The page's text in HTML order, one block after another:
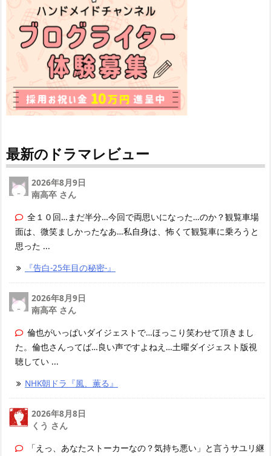
最新のドラマレビュー
2026年8月9日
南高卒 さん
全１０回…まだ半分…今回で両思いになった…のか？観覧車場
面は、微笑ましかったなあ…私自身は、怖くて観覧車に乗ろうと
思った ...
『告白-25年目の秘密-』
2026年8月9日
南高卒 さん
倫也がいっぱいダイジェストで…ほっこり笑わせて頂きまし
た。倫也さんってば…良い声ですよねえ…土曜ダイジェスト版視
聴してい ...
NHK朝ドラ『風、薫る』
2026年8月8日
くう さん
「えっ、あなたストーカーなの？気持ち悪い」と言うサユリ継